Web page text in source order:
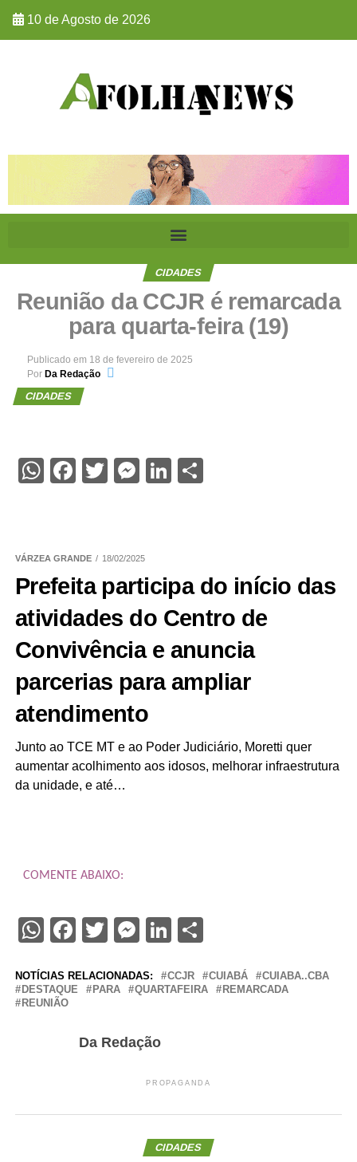
10 de Agosto de 2026
CIDADES
Reunião da CCJR é remarcada
para quarta-feira (19)
Publicado em 18 de fevereiro de 2025
Por Da Redação
CIDADES
WhatsApp
Facebook
Twitter
Messenger
LinkedIn
Share
VÁRZEA GRANDE 18/02/2025
Prefeita participa do início das
atividades do Centro de
Convivência e anuncia
parcerias para ampliar
atendimento
Junto ao TCE MT e ao Poder Judiciário, Moretti quer
aumentar acolhimento aos idosos, melhorar infraestrutura
da unidade, e até…
COMENTE ABAIXO:
WhatsApp
Facebook
Twitter
Messenger
LinkedIn
Share
NOTÍCIAS RELACIONADAS: CCJR CUIABÁ
CUIABA..CBA
DESTAQUE
PARA QUARTAFEIRA
REMARCADA
REUNIÃO
Da Redação
PROPAGANDA
CIDADES